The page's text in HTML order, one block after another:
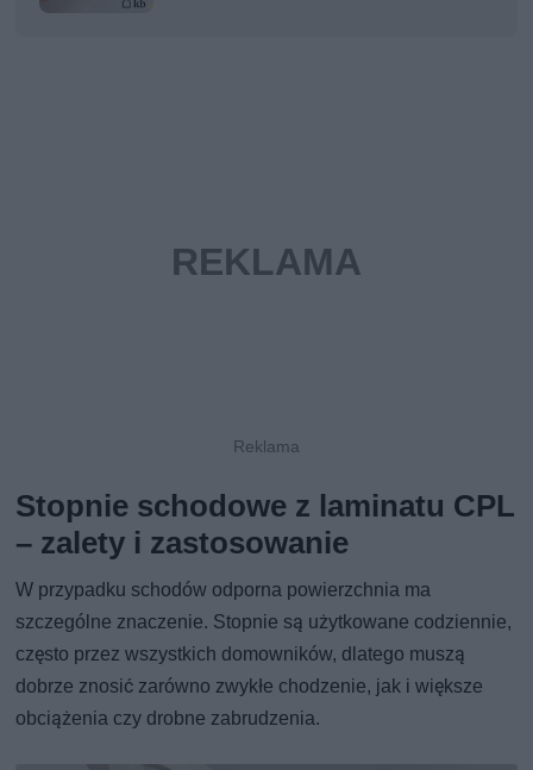
Stopnie schodowe z laminatu CPL
– zalety i zastosowanie
W przypadku schodów odporna powierzchnia ma
szczególne znaczenie. Stopnie są użytkowane codziennie,
często przez wszystkich domowników, dlatego muszą
dobrze znosić zarówno zwykłe chodzenie, jak i większe
obciążenia czy drobne zabrudzenia.